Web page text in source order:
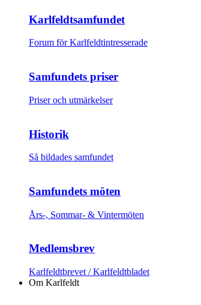
Karlfeldtsamfundet
Forum för Karlfeldtintresserade
Samfundets priser
Priser och utmärkelser
Historik
Så bildades samfundet
Samfundets möten
Års-, Sommar- & Vintermöten
Medlemsbrev
Karlfeldtbrevet / Karlfeldtbladet
Om Karlfeldt